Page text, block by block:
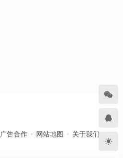
广告合作 网站地图 关于我们